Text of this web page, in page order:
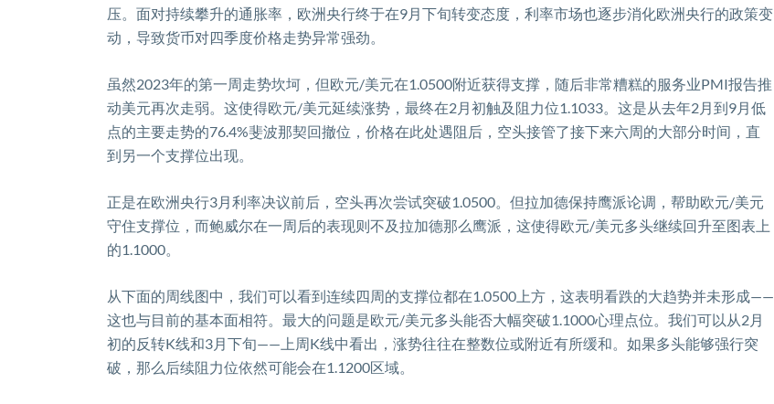
压。面对持续攀升的通胀率，欧洲央行终于在9月下旬转变态度，利率市场也逐步消化欧洲央行的政策变
动，导致货币对四季度价格走势异常强劲。
虽然2023年的第一周走势坎坷，但欧元/美元在1.0500附近获得支撑，随后非常糟糕的服务业PMI报告推
动美元再次走弱。这使得欧元/美元延续涨势，最终在2月初触及阻力位1.1033。这是从去年2月到9月低
点的主要走势的76.4%斐波那契回撤位，价格在此处遇阻后，空头接管了接下来六周的大部分时间，直
到另一个支撑位出现。
正是在欧洲央行3月利率决议前后，空头再次尝试突破1.0500。但拉加德保持鹰派论调，帮助欧元/美元
守住支撑位，而鲍威尔在一周后的表现则不及拉加德那么鹰派，这使得欧元/美元多头继续回升至图表上
的1.1000。
从下面的周线图中，我们可以看到连续四周的支撑位都在1.0500 上方，这表明看跌的大趋势并未形成——
这也与目前的基本面相符。 最大的问题是欧元/美元多头能否大幅突破1.1000心理点位。我们可以从2月
初的反转K线和3月下旬—— 上周K线中看出，涨势往往在整数位或附近有所缓和。如果多头能够强行突
破，那么后续阻力位依然可能会在1.1200区域。